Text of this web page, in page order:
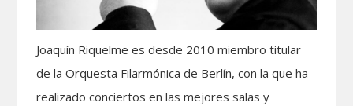
Joaquín Riquelme es desde 2010 miembro titular
de la Orquesta Filarmónica de Berlín, con la que ha
realizado conciertos en las mejores salas y